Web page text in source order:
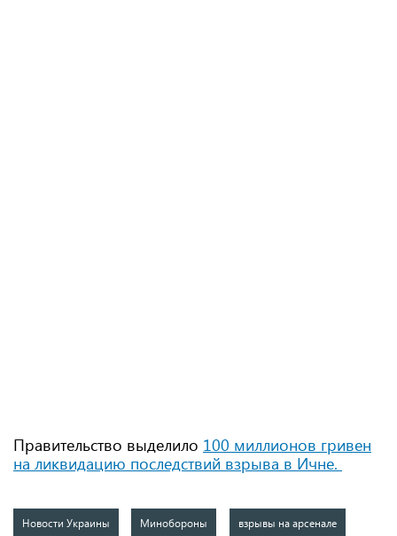
Правительство выделило 100 миллионов гривен
на ликвидацию последствий взрыва в Ичне.
Новости Украины Минобороны взрывы на арсенале